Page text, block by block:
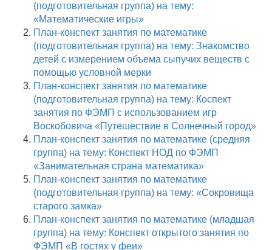
(подготовительная группа) на тему:
«Математические игры»
План-конспект занятия по математике
(подготовительная группа) на тему: Знакомство
детей с измерением объема сыпучих веществ с
помощью условной мерки
План-конспект занятия по математике
(подготовительная группа) на тему: Коспект
занятия по ФЭМП с использованием игр
Воскобовича «Путешествие в Солнечный город»
План-конспект занятия по математике (средняя
группа) на тему: Конспект НОД по ФЭМП
«Занимательная страна математика»
План-конспект занятия по математике
(подготовительная группа) на тему: «Сокровища
старого замка»
План-конспект занятия по математике (младшая
группа) на тему: Конспект открытого занятия по
ФЭМП «В гостях у феи»